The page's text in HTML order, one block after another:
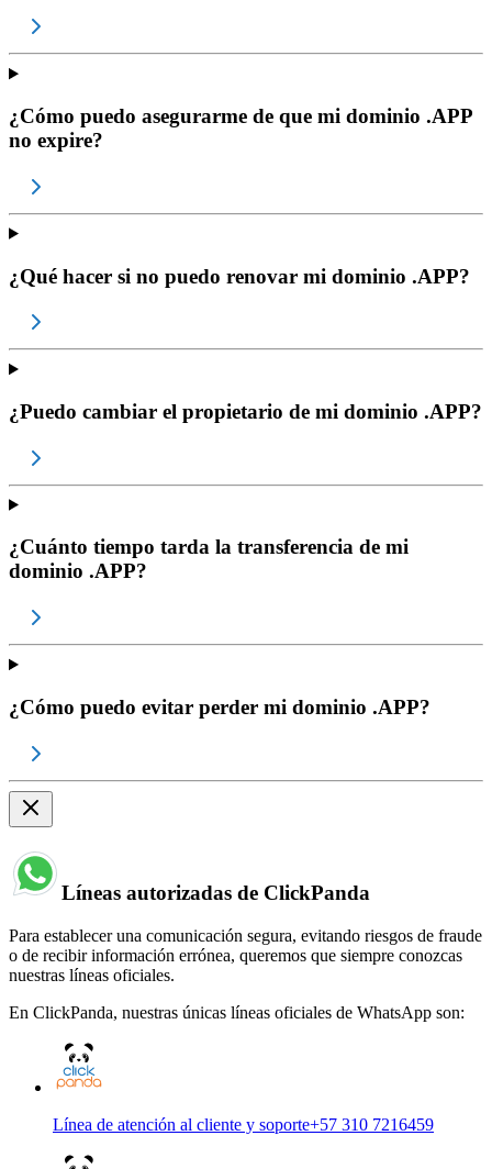
¿Cómo puedo asegurarme de que mi dominio .APP
no expire?
¿Qué hacer si no puedo renovar mi dominio .APP?
¿Puedo cambiar el propietario de mi dominio .APP?
¿Cuánto tiempo tarda la transferencia de mi
dominio .APP?
¿Cómo puedo evitar perder mi dominio .APP?
Líneas autorizadas de ClickPanda
Para establecer una comunicación segura, evitando riesgos de fraude
o de recibir información errónea, queremos que siempre conozcas
nuestras líneas oficiales.
En ClickPanda, nuestras únicas líneas oficiales de WhatsApp son:
Línea de atención al cliente y soporte+57 310 7216459